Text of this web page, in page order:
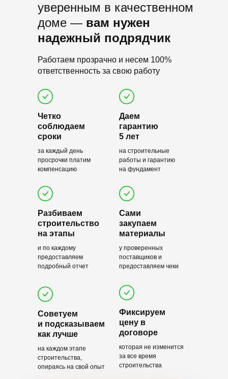
уверенным в качественном
доме — вам нужен
надежный подрядчик
Работаем прозрачно и несем 100%
ответственность за свою работу
Четко
соблюдаем
сроки
за каждый день
просрочки платим
компенсацию
Даем
гарантию
5 лет
на строительные
работы и гарантию
на фундамент
Фиксируем
цену в
договоре
которая не изменится
за все время
строительства
Разбиваем
строительство
на этапы
и по каждому
предоставляем
подробный отчет
Сами
закупаем
материалы
у проверенных
поставщиков и
предоставляем чеки
Советуем
и подсказываем
как лучше
на каждом этапе
строительства,
опираясь на свой опыт